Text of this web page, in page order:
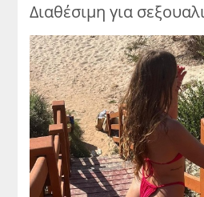
Διαθέσιμη για